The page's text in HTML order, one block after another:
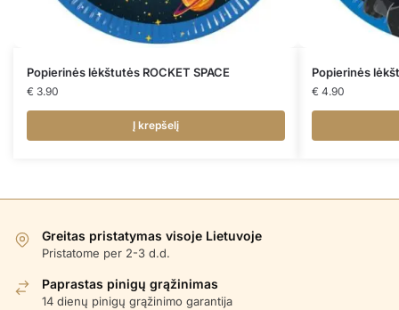
Popierinės lėkštutės ROCKET SPACE
€ 3.90
Į krepšelį
Popierinės
€ 4.90
Greitas pristatymas visoje Lietuvoje
Pristatome per 2-3 d.d.
Paprastas pinigų grąžinimas
14 dienų pinigų grąžinimo garantija